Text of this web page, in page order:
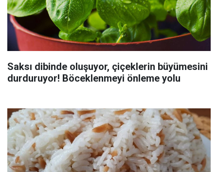
Saksı dibinde oluşuyor, çiçeklerin büyümesini
durduruyor! Böceklenmeyi önleme yolu